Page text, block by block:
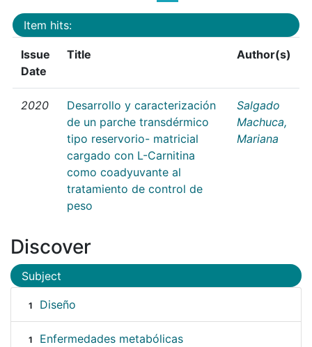
Item hits:
Issue
Date
Title Author(s)
2020
Desarrollo y caracterización
de un parche transdérmico
tipo reservorio- matricial
cargado con L-Carnitina
como coadyuvante al
tratamiento de control de
peso
Salgado
Machuca,
Mariana
Discover
Subject
1 Diseño
1 Enfermedades metabólicas